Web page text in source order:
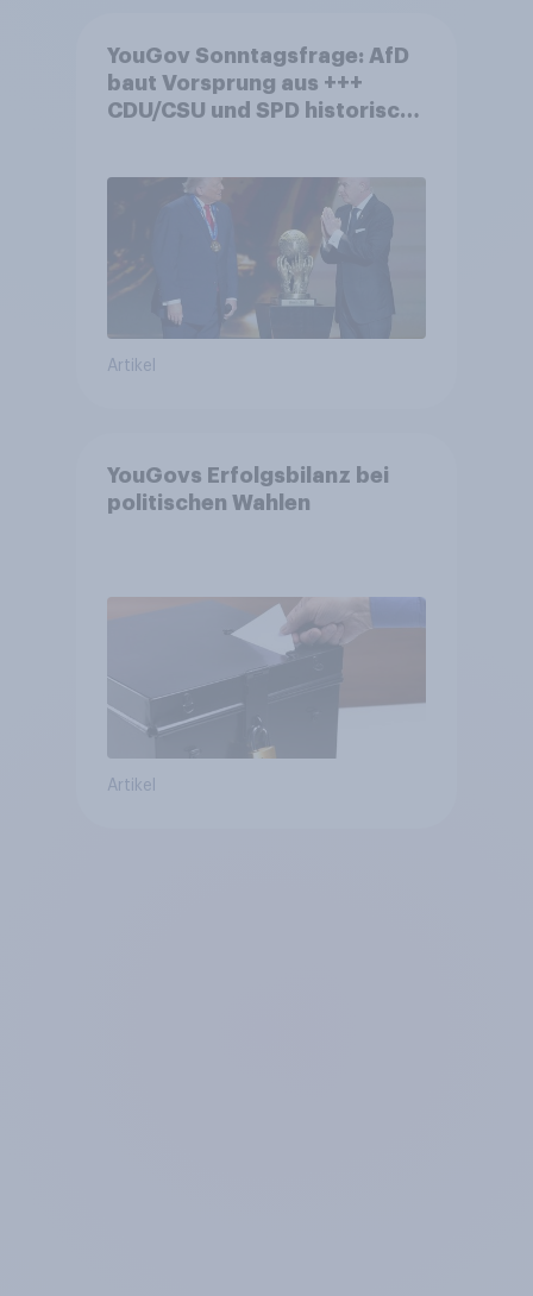
YouGov Sonntagsfrage: AfD
baut Vorsprung aus +++
CDU/CSU und SPD historisch
Fußball-WM ohne Politik
Artikel
YouGovs Erfolgsbilanz bei
politischen Wahlen
Artikel